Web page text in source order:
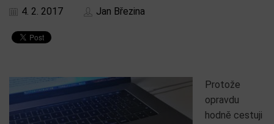
4. 2. 2017 Jan Březina
Protože
opravdu
hodně cestuji